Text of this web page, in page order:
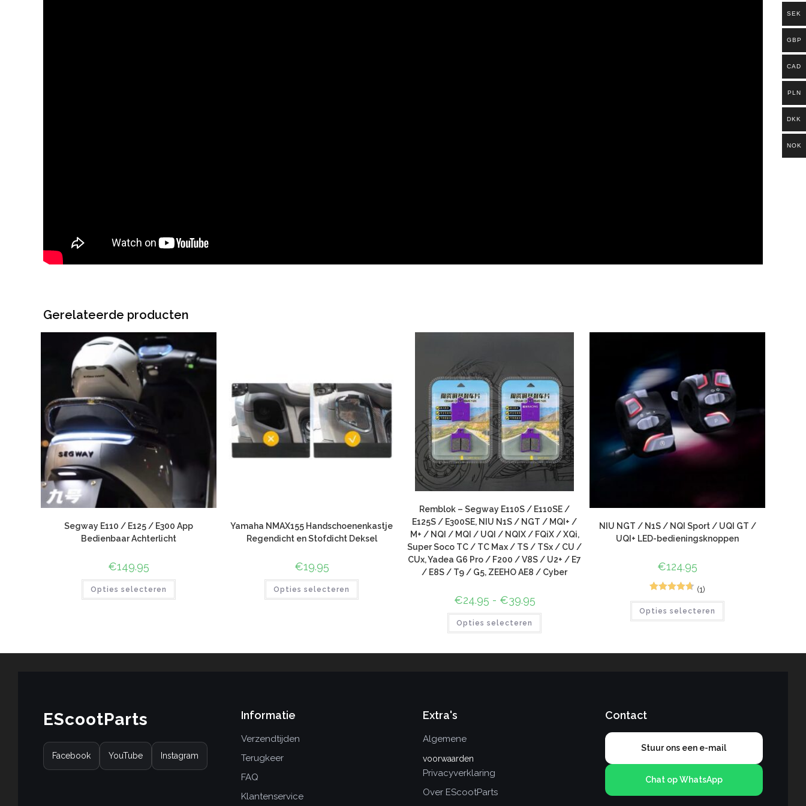
Gerelateerde producten
Segway E110 / E125 / E300 App
Bedienbaar Achterlicht
€149.95
Opties selecteren
Yamaha NMAX155 Handschoenenkastje
Regendicht en Stofdicht Deksel
€19.95
Opties selecteren
Remblok – Segway E110S / E110SE /
E125S / E300SE, NIU N1S / NGT / MQI+ /
M+ / NQI / MQI / UQI / NQIX / FQiX / XQi,
Super Soco TC / TC Max / TS / TSx / CU /
CUx, Yadea G6 Pro / F200 / V8S / U2+ / E7
/ E8S / T9 / G5, ZEEHO AE8 / Cyber
€24.95 - €39.95
Opties selecteren
NIU NGT / N1S / NQI Sport / UQI GT /
UQI+ LED-bedieningsknoppen
€124.95
d4.67op 5
(1)
Opties selecteren
EScootParts
Facebook YouTube Instagram
Informatie
Verzendtijden
Terugkeer
FAQ
Klantenservice
Extra's
Algemene
voorwaarden
Privacyverklaring
Over EScootParts
Contact
Stuur ons een e-mail
Chat op WhatsApp
SEK
GBP
CAD
PLN
DKK
NOK